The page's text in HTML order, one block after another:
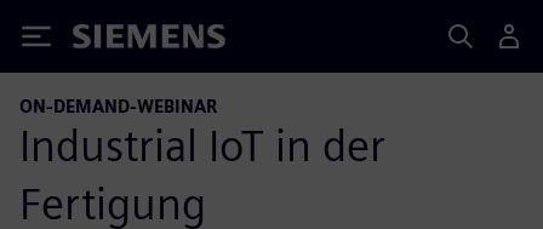
Siemens
ON-DEMAND-WEBINAR
Industrial IoT in der
Fertigung